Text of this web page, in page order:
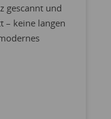
gescannt und
– keine langen